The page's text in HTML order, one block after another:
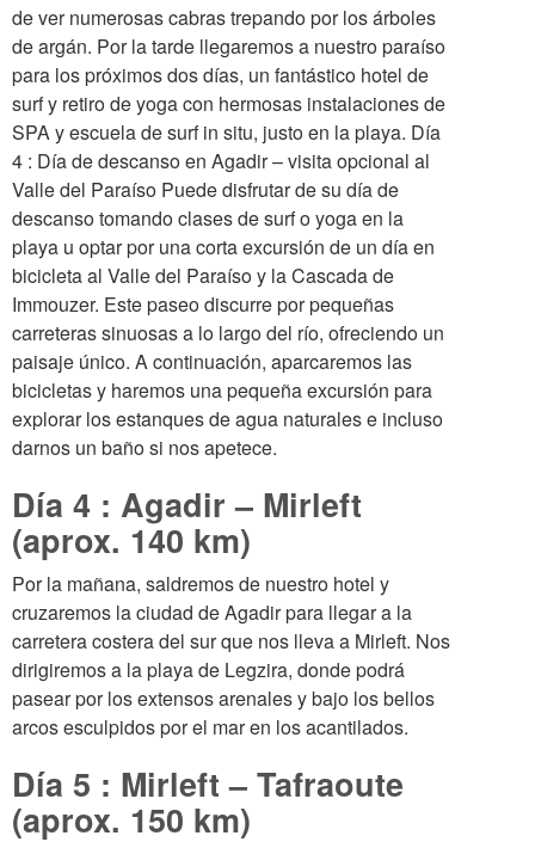
de ver numerosas cabras trepando por los árboles
de argán. Por la tarde llegaremos a nuestro paraíso
para los próximos dos días, un fantástico hotel de
surf y retiro de yoga con hermosas instalaciones de
SPA y escuela de surf in situ, justo en la playa. Día
4 : Día de descanso en Agadir – visita opcional al
Valle del Paraíso Puede disfrutar de su día de
descanso tomando clases de surf o yoga en la
playa u optar por una corta excursión de un día en
bicicleta al Valle del Paraíso y la Cascada de
Immouzer. Este paseo discurre por pequeñas
carreteras sinuosas a lo largo del río, ofreciendo un
paisaje único. A continuación, aparcaremos las
bicicletas y haremos una pequeña excursión para
explorar los estanques de agua naturales e incluso
darnos un baño si nos apetece.
Día 4 : Agadir – Mirleft
(aprox. 140 km)
Por la mañana, saldremos de nuestro hotel y
cruzaremos la ciudad de Agadir para llegar a la
carretera costera del sur que nos lleva a Mirleft. Nos
dirigiremos a la playa de Legzira, donde podrá
pasear por los extensos arenales y bajo los bellos
arcos esculpidos por el mar en los acantilados.
Día 5 : Mirleft – Tafraoute
(aprox. 150 km)